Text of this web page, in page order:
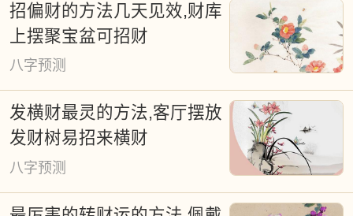
教仪式等诸多领域。古谚"得天时得地利"深
刻揭示了时空选择的重要性。尽管现代通
书标注通用吉日，但个体命理差异要求个
性化择日方案。本平台基于天体运行规律
研发的智能择日系统，为婚嫁、迁居、开
业等重要事项提供精准时空建议，既传承
古法精髓，又融入现代算法，持续提供免
招偏财的方法几天见效,财库
上摆聚宝盆可招财
八字预测
发横财最灵的方法,客厅摆放
发财树易招来横财
八字预测